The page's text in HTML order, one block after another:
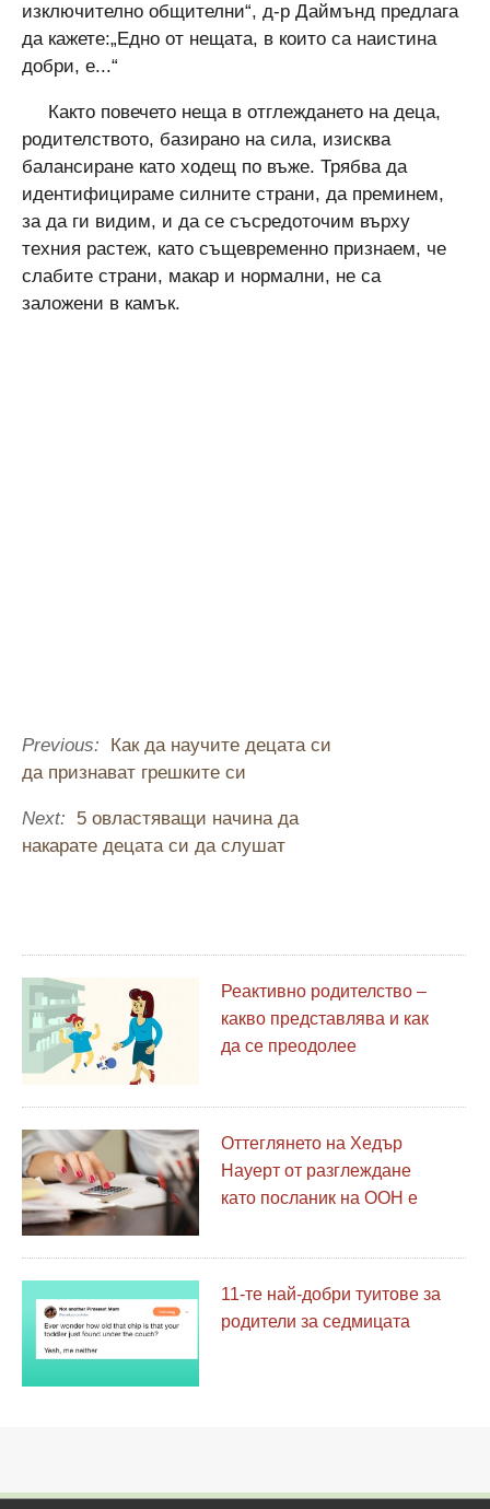
изключително общителни“, д-р Даймънд предлага
да кажете:„Едно от нещата, в които са наистина
добри, е...“
Както повечето неща в отглеждането на деца,
родителството, базирано на сила, изисква
балансиране като ходещ по въже. Трябва да
идентифицираме силните страни, да преминем,
за да ги видим, и да се съсредоточим върху
техния растеж, като същевременно признаем, че
слабите страни, макар и нормални, не са
заложени в камък.
Previous:
Как да научите децата си
да признават грешките си
Next:
5 овластяващи начина да
накарате децата си да слушат
Реактивно родителство –
какво представлява и как
да се преодолее
Оттеглянето на Хедър
Науерт от разглеждане
като посланик на ООН е
11-те най-добри туитове за
родители за седмицата